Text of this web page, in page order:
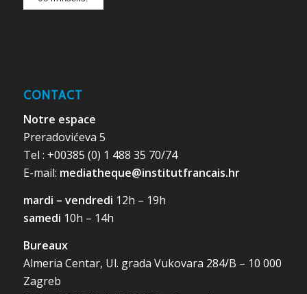
CONTACT
Notre espace
Preradovićeva 5
Tel : +00385 (0) 1 488 35 70/74
E-mail: mediatheque@institutfrancais.hr
mardi – vendredi 12h – 19h
samedi 10h – 14h
Bureaux
Almeria Centar, Ul. grada Vukovara 284/B – 10 000
Zagreb